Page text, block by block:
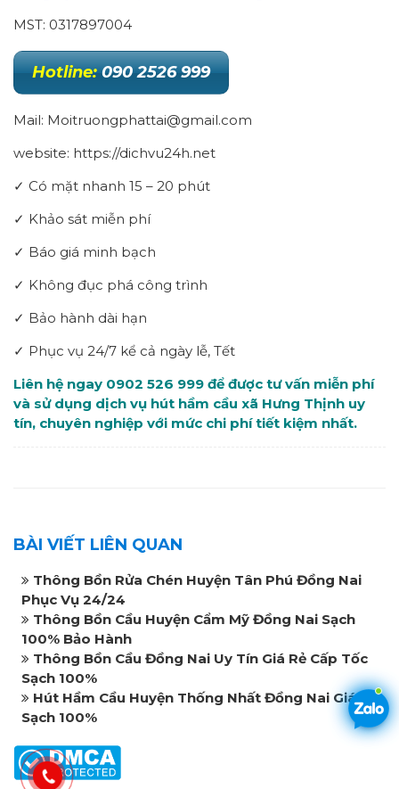
MST: 0317897004
Hotline: 090 2526 999
Mail: Moitruongphattai@gmail.com
website: https://dichvu24h.net
✓ Có mặt nhanh 15 – 20 phút
✓ Khảo sát miễn phí
✓ Báo giá minh bạch
✓ Không đục phá công trình
✓ Bảo hành dài hạn
✓ Phục vụ 24/7 kể cả ngày lễ, Tết
Liên hệ ngay 0902 526 999 để được tư vấn miễn phí
và sử dụng dịch vụ hút hầm cầu xã Hưng Thịnh uy
tín, chuyên nghiệp với mức chi phí tiết kiệm nhất.
BÀI VIẾT LIÊN QUAN
Thông Bồn Rửa Chén Huyện Tân Phú Đồng Nai
Phục Vụ 24/24
Thông Bồn Cầu Huyện Cẩm Mỹ Đồng Nai Sạch
100% Bảo Hành
Thông Bồn Cầu Đồng Nai Uy Tín Giá Rẻ Cấp Tốc
Sạch 100%
Hút Hầm Cầu Huyện Thống Nhất Đồng Nai Giá Rẻ
Sạch 100%